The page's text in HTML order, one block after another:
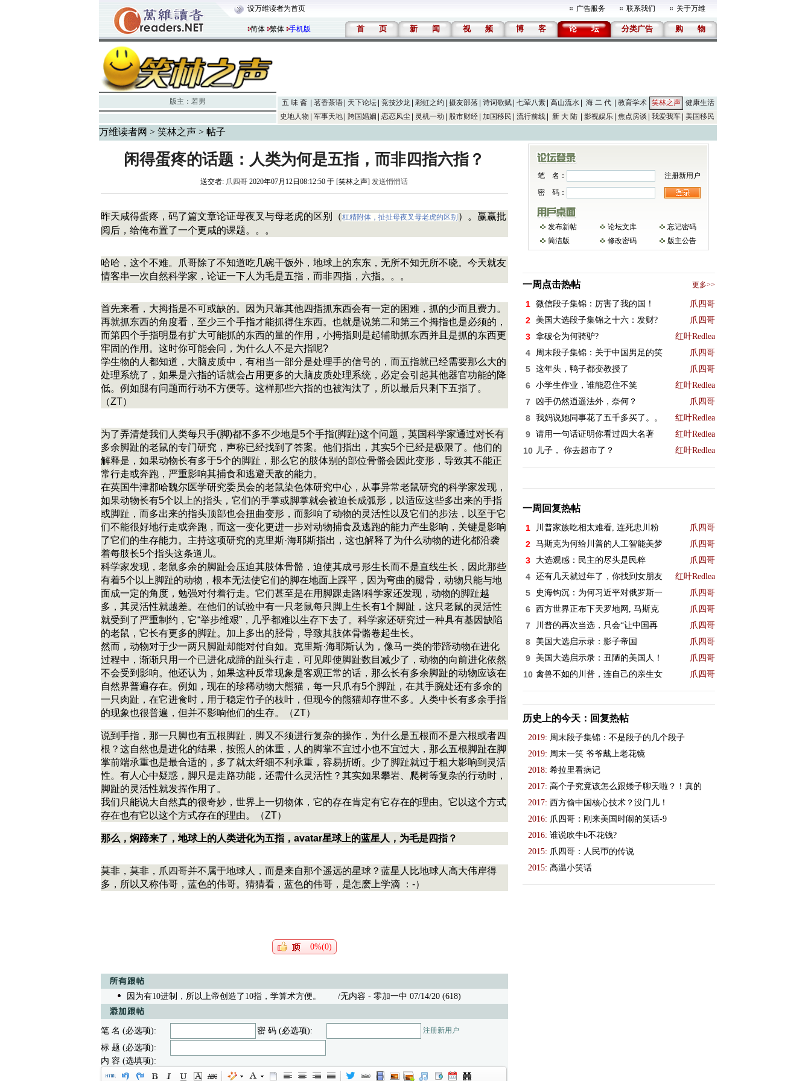
设万维读者为首页 广告服务 联系我们 关于万维
简体 繁体 手机版 首 页 新 闻 视 频 博 客 论 坛 分类广告 购 物
版主： 若男 五 味 斋 茗香茶语 天下论坛 竞技沙龙 彩虹之约 摄友部落 诗词歌赋 七荤八素 高山流水 海 二 代 教育学术 笑林之声
健康生活
史地人物
军事天地 跨国婚姻 恋恋风尘 灵机一动 股市财经 加国移民 流行前线 新 大 陆 影视娱乐 焦点房谈 我爱我车 美国移民
万维读者网 > 笑林之声> 帖子
闲得蛋疼的话题：人类为何是五指，而非四指六指？
送交者: 爪四哥 2020年07月12日08:12:50 于 [笑林之声] 发送悄悄话
昨天咸得蛋疼，码了篇文章论证母夜叉与母老虎的区别（杠精附体，扯扯母夜叉母老虎的区别）。赢赢批
阅后，给俺布置了一个更咸的课题。。。
哈哈，这个不难。爪哥除了不知道吃几碗干饭外，地球上的东东，无所不知无所不晓。今天就友
情客串一次自然科学家，论证一下人为毛是五指，而非四指，六指。。。
首先来看，大拇指是不可或缺的。因为只靠其他四指抓东西会有一定的困难，抓的少而且费力。
再就抓东西的角度看，至少三个手指才能抓得住东西。也就是说第二和第三个拇指也是必须的，
而第四个手指明显有扩大可能抓的东西的量的作用，小拇指则是起辅助抓东西并且是抓的东西更
牢固的作用。这时你可能会问，为什么人不是六指呢?
学生物的人都知道，大脑皮质中，有相当一部分是处理手的信号的，而五指就已经需要那么大的
处理系统了，如果是六指的话就会占用更多的大脑皮质处理系统，必定会引起其他器官功能的降
低。例如腿有问题而行动不方便等。这样那些六指的也被淘汰了，所以最后只剩下五指了。
（ZT）
为了弄清楚我们人类每只手(脚)都不多不少地是5个手指(脚趾)这个问题，英国科学家通过对长有
多余脚趾的老鼠的专门研究，声称已经找到了答案。他们指出，其实5个已经是极限了。他们的
解释是，如果动物长有多于5个的脚趾，那么它的肢体别的部位骨骼会因此变形，导致其不能正
常行走或奔跑，严重影响其捕食和逃避天敌的能力。
在英国牛津郡哈魏尔医学研究委员会的老鼠染色体研究中心，从事异常老鼠研究的科学家发现，
如果动物长有5个以上的指头，它们的手掌或脚掌就会被迫长成弧形，以适应这些多出来的手指
或脚趾，而多出来的指头顶部也会扭曲变形，而影响了动物的灵活性以及它们的步法，以至于它
们不能很好地行走或奔跑，而这一变化更进一步对动物捕食及逃跑的能力产生影响，关键是影响
了它们的生存能力。主持这项研究的克里斯·海耶斯指出，这也解释了为什么动物的进化都沿袭
着每肢长5个指头这条道儿。
科学家发现，老鼠多余的脚趾会压迫其肢体骨骼，迫使其成弓形生长而不是直线生长，因此那些
有着5个以上脚趾的动物，根本无法使它们的脚在地面上踩平，因为弯曲的腿骨，动物只能与地
面成一定的角度，勉强对付着行走。它们甚至是在用脚踝走路!科学家还发现，动物的脚趾越
多，其灵活性就越差。在他们的试验中有一只老鼠每只脚上生长有1个脚趾，这只老鼠的灵活性
就受到了严重制约，它“举步维艰”，几乎都难以生存下去了。科学家还研究过一种具有基因缺陷
的老鼠，它长有更多的脚趾。加上多出的胫骨，导致其肢体骨骼卷起生长。
然而，动物对于少一两只脚趾却能对付自如。克里斯·海耶斯认为，像马一类的带蹄动物在进化
过程中，渐渐只用一个已进化成蹄的趾头行走，可见即使脚趾数目减少了，动物的向前进化依然
不会受到影响。他还认为，如果这种反常现象是客观正常的话，那么长有多余脚趾的动物应该在
自然界普遍存在。例如，现在的珍稀动物大熊猫，每一只爪有5个脚趾，在其手腕处还有多余的
一只肉趾，在它进食时，用于稳定竹子的枝叶，但现今的熊猫却存世不多。人类中长有多余手指
的现象也很普遍，但并不影响他们的生存。（ZT）
说到手指，那一只脚也有五根脚趾，脚又不须进行复杂的操作，为什么是五根而不是六根或者四
根？这自然也是进化的结果，按照人的体重，人的脚掌不宜过小也不宜过大，那么五根脚趾在脚
掌前端承重也是最合适的，多了就太纤细不利承重，容易折断。少了脚趾就过于粗大影响到灵活
性。有人心中疑惑，脚只是走路功能，还需什么灵活性？其实如果攀岩、爬树等复杂的行动时，
脚趾的灵活性就发挥作用了。
我们只能说大自然真的很奇妙，世界上一切物体，它的存在肯定有它存在的理由。它以这个方式
存在也有它以这个方式存在的理由。（ZT）
那么，焖蹄来了，地球上的人类进化为五指，avatar星球上的蓝星人，为毛是四指？
莫非，莫非，爪四哥并不属于地球人，而是来自那个遥远的星球？蓝星人比地球人高大伟岸得
多，所以又称伟哥，蓝色的伟哥。猜猜看，蓝色的伟哥，是怎麽上学滴 ：-）
0%(0)
因为有10进制，所以上帝创造了10指，学算术方便。 /无内容 - 零加一中 07/14/20 (618)
笔 名 (必选项): 密 码 (必选项): 注册新用户
标 题 (必选项):
内 容 (选填项):
笔 名：
注册新用户
密 码：
发布新帖 论坛文库
忘记密码
简洁版
修改密码 版主公告
一周点击热帖 更多>>
1 微信段子集锦：厉害了我的国！ 爪四哥
2 美国大选段子集锦之十六：发财? 爪四哥
3 拿破仑为何骑驴? 红叶Redlea
4 周末段子集锦：关于中国男足的笑 爪四哥
5 这年头，鸭子都变教授了 爪四哥
6 小学生作业，谁能忍住不笑 红叶Redlea
7 凶手仍然逍遥法外，奈何？ 爪四哥
8 我妈说她同事花了五千多买了。。 红叶Redlea
9 请用一句话证明你看过四大名著 红叶Redlea
10 儿子， 你去超市了？ 红叶Redlea
一周回复热帖
1 川普家族吃相太难看, 连死忠川粉 爪四哥
2 马斯克为何给川普的人工智能美梦 爪四哥
3 大选观感：民主的尽头是民粹 爪四哥
4 还有几天就过年了，你找到女朋友 红叶Redlea
5 史海钩沉：为何习近平对俄罗斯一 爪四哥
6 西方世界正布下天罗地网, 马斯克 爪四哥
7 川普的再次当选，只会“让中国再 爪四哥
8 美国大选启示录：影子帝国 爪四哥
9 美国大选启示录：丑陋的美国人！ 爪四哥
10 禽兽不如的川普，连自己的亲生女 爪四哥
历史上的今天：回复热帖
2019: 周末段子集锦：不是段子的几个段子
2019: 周末一笑 爷爷戴上老花镜
2018: 希拉里看病记
2017: 高个子究竟该怎么跟矮子聊天啦？！真的
2017: 西方偷中国核心技术？没门儿！
2016: 爪四哥：刚来美国时闹的笑话-9
2016: 谁说吹牛b不花钱?
2015: 爪四哥：人民帀的传说
2015: 高温小笑话